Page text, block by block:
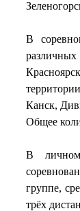
В
Канск,
Общее
В личном
группе,
трёх